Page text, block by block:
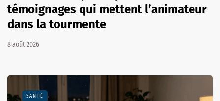
témoignages qui mettent l’animateur
dans la tourmente
8 août 2026
SANTÉ